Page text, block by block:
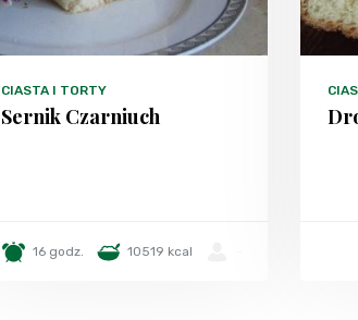
CIASTA I TORTY
Sernik Czarniuch
16 godz. 10519 kcal